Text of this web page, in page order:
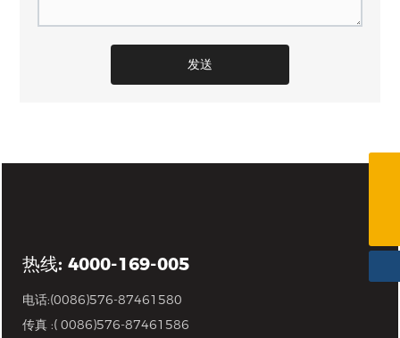
发送
热线: 4000-169-005
电话:(0086)576-87461580
传真 :( 0086)576-87461586